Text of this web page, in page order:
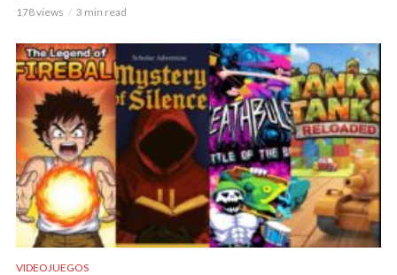
178 views 3 min read
VIDEOJUEGOS